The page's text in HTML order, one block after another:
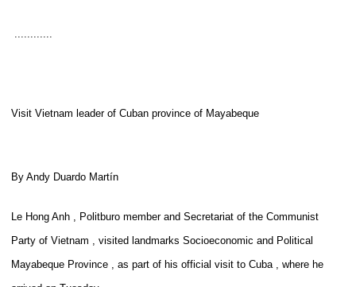
Visit Vietnam leader of Cuban province of Mayabeque
By Andy Duardo Martín
Le Hong Anh , Politburo member and Secretariat of the Communist
Party of Vietnam , visited landmarks Socioeconomic and Political
Mayabeque Province , as part of his official visit to Cuba , where he